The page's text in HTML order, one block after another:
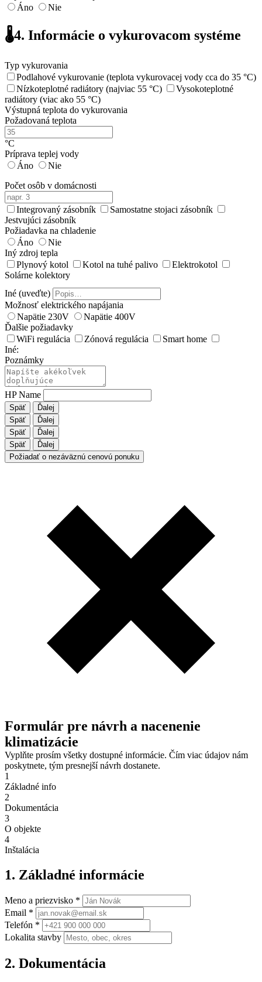
Áno
Nie
🌡️4. Informácie o vykurovacom systéme
Typ vykurovania
Podlahové vykurovanie (teplota vykurovacej vody cca do 35 °C)
Nízkoteplotné radiátory (najviac 55 °C)
Vysokoteplotné
radiátory (viac ako 55 °C)
Výstupná teplota do vykurovania
Požadovaná teplota
°C
Príprava teplej vody
Áno
Nie
Počet osôb v domácnosti
Integrovaný zásobník
Samostatne stojaci zásobník
Jestvujúci zásobník
Požiadavka na chladenie
Áno
Nie
Iný zdroj tepla
Plynový kotol
Kotol na tuhé palivo
Elektrokotol
Solárne kolektory
Iné (uveďte)
Možnosť elektrického napájania
Napätie 230V
Napätie 400V
Ďalšie požiadavky
WiFi regulácia
Zónová regulácia
Smart home
Iné:
Poznámky
HP Name
Späť
Ďalej
Späť
Ďalej
Späť
Ďalej
Späť
Ďalej
Požiadať o nezáväznú cenovú ponuku
Formulár pre návrh a nacenenie
klimatizácie
Vyplňte prosím všetky dostupné informácie. Čím viac údajov nám
poskytnete, tým presnejší návrh dostanete.
1
Základné info
2
Dokumentácia
3
O objekte
4
Inštalácia
1. Základné informácie
Meno a priezvisko *
Email *
Telefón *
Lokalita stavby
2. Dokumentácia